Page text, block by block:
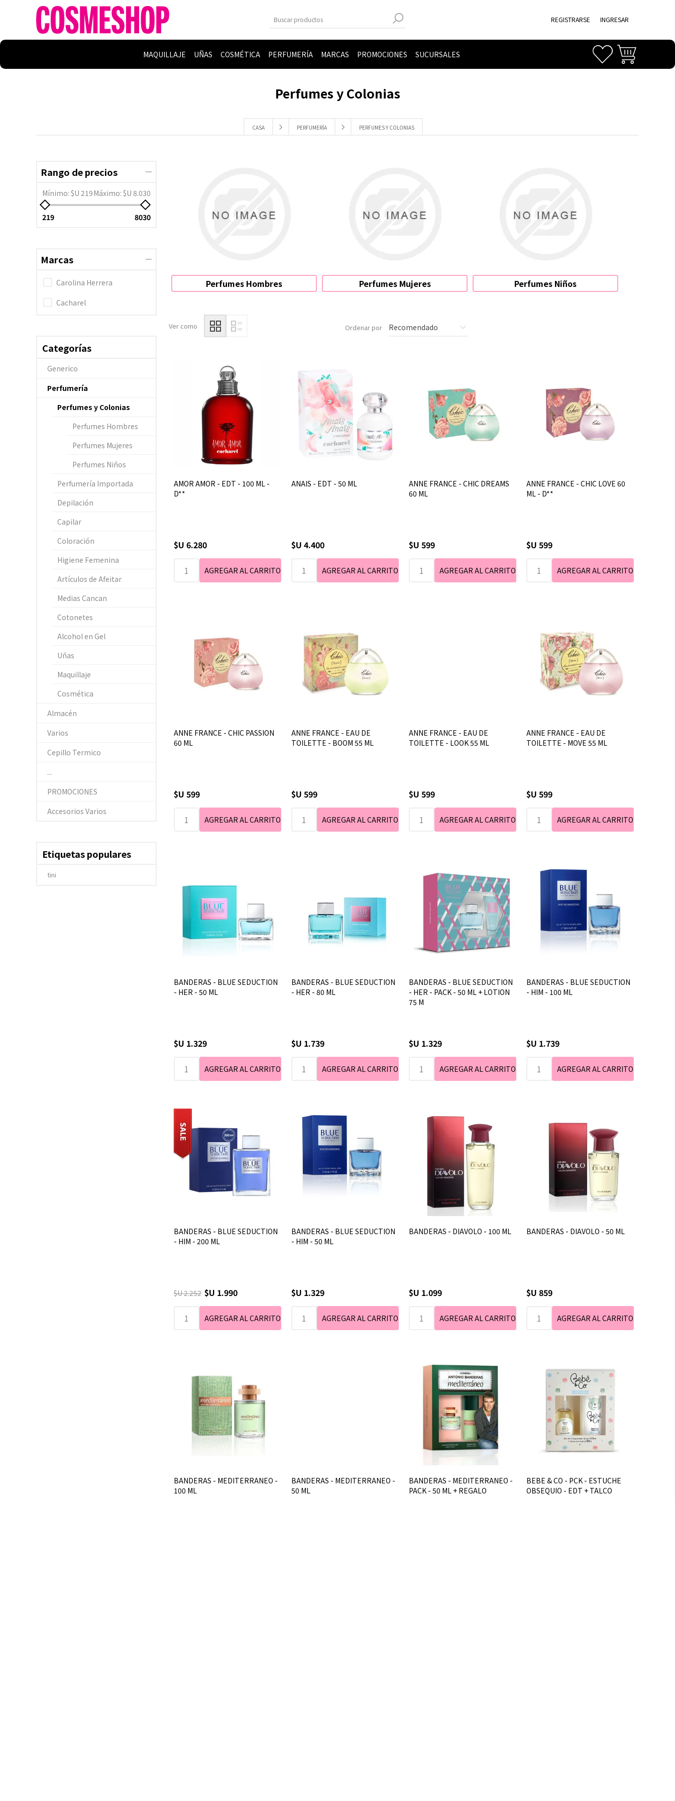
REGISTRARSE INGRESAR
MAQUILLAJE UÑAS COSMÉTICA PERFUMERÍA MARCAS PROMOCIONES SUCURSALES
CASA PERFUMERÍA PERFUMES Y COLONIAS
Perfumes y Colonias
Perfumes Hombres Perfumes Mujeres Perfumes Niños
Ver como Ordenar por
AMOR AMOR - EDT - 100 ML -
D**
$U 6.280
ANAIS - EDT - 50 ML
$U 4.400
ANNE FRANCE - CHIC DREAMS
60 ML
$U 599
ANNE FRANCE - CHIC LOVE 60
ML - D**
$U 599
ANNE FRANCE - CHIC PASSION
60 ML
$U 599
ANNE FRANCE - EAU DE
TOILETTE - BOOM 55 ML
$U 599
ANNE FRANCE - EAU DE
TOILETTE - LOOK 55 ML
$U 599
ANNE FRANCE - EAU DE
TOILETTE - MOVE 55 ML
$U 599
BANDERAS - BLUE SEDUCTION
- HER - 50 ML
$U 1.329
BANDERAS - BLUE SEDUCTION
- HER - 80 ML
$U 1.739
BANDERAS - BLUE SEDUCTION
- HER - PACK - 50 ML + LOTION
75 M
$U 1.329
BANDERAS - BLUE SEDUCTION
- HIM - 100 ML
$U 1.739
BANDERAS - BLUE SEDUCTION
- HIM - 200 ML
$U 2.252 $U 1.990
BANDERAS - BLUE SEDUCTION
- HIM - 50 ML
$U 1.329
BANDERAS - DIAVOLO - 100 ML
$U 1.099
BANDERAS - DIAVOLO - 50 ML
$U 859
BANDERAS - MEDITERRANEO -
100 ML
BANDERAS - MEDITERRANEO -
50 ML
BANDERAS - MEDITERRANEO -
PACK - 50 ML + REGALO
BEBE & CO - PCK - ESTUCHE
OBSEQUIO - EDT + TALCO
Rango de precios
Mínimo: $U 219Máximo: $U 8.030
219 8030
Marcas
Carolina Herrera
Cacharel
Categorías
Generico
Perfumería
Perfumes y Colonias
Perfumes Hombres
Perfumes Mujeres
Perfumes Niños
Perfumería Importada
Depilación
Capilar
Coloración
Higiene Femenina
Artículos de Afeitar
Medias Cancan
Cotonetes
Alcohol en Gel
Uñas
Maquillaje
Cosmética
Almacén
Varios
Cepillo Termico
...
PROMOCIONES
Accesorios Varios
Etiquetas populares
tini